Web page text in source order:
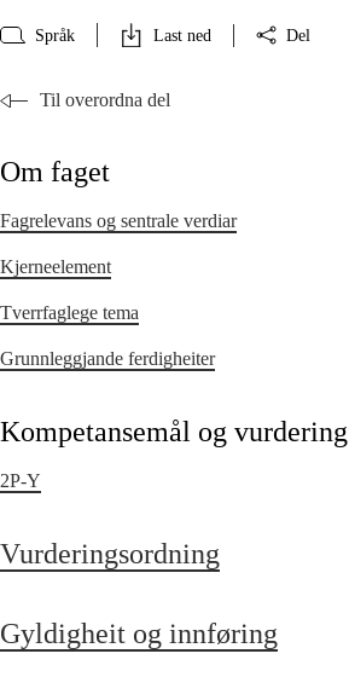
Språk Last ned Del
Til overordna del
Om faget
Fagrelevans og sentrale verdiar
Kjerneelement
Tverrfaglege tema
Grunnleggjande ferdigheiter
Kompetansemål og vurdering
2P-Y
Vurderingsordning
Gyldigheit og innføring